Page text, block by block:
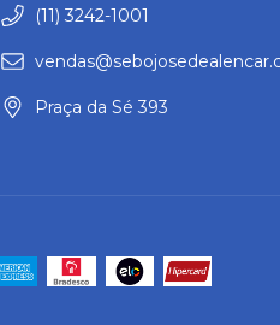
(11) 3242-1001
Praça da Sé 393